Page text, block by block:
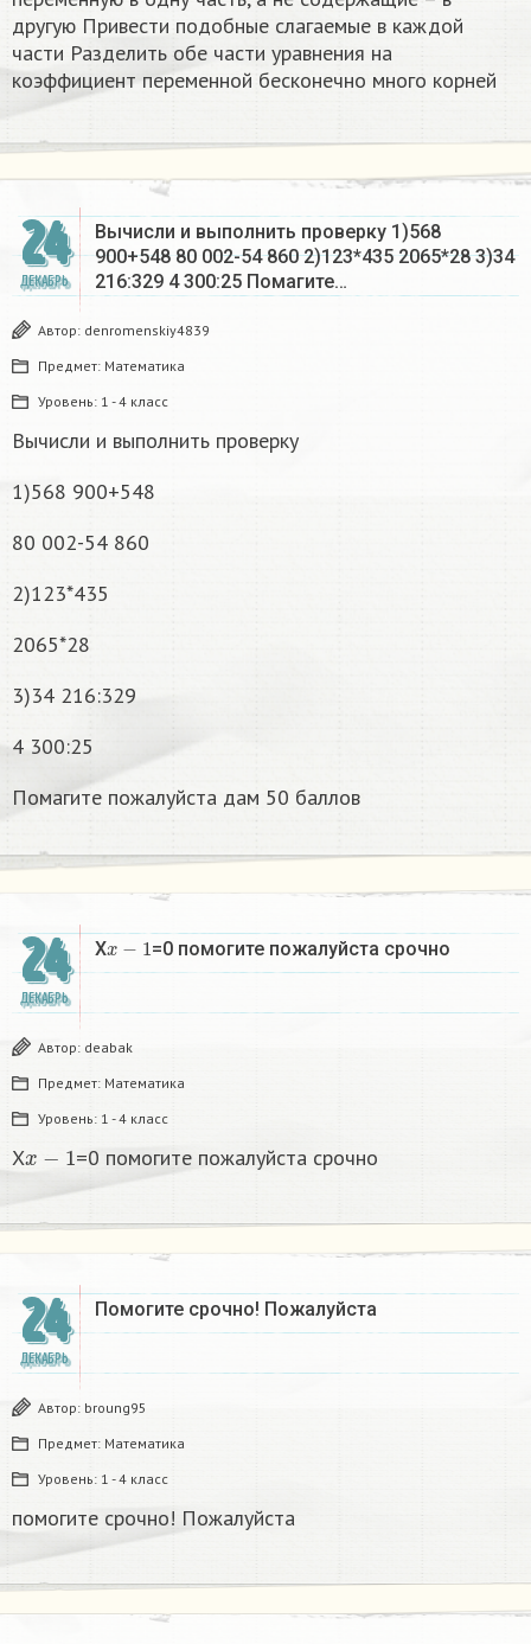
другую Привести подобные слагаемые в каждой
части Разделить обе части уравнения на
коэффициент переменной бесконечно много корней​
24
ДЕКАБРЬ
Вычисли и выполнить проверку 1)568
900+548 80 002-54 860 2)123*435 2065*28 3)34
216:329 4 300:25 Помагите…
Автор: denromenskiy4839
Предмет: Математика
Уровень: 1 - 4 класс
Вычисли и выполнить проверку
1)568 900+548
80 002-54 860
2)123*435
2065*28
3)34 216:329
4 300:25
Помагите пожалуйста дам 50 баллов
24
ДЕКАБРЬ
Xx−1 =0 помогите пожалуйста срочно
Автор: deabak
Предмет: Математика
Уровень: 1 - 4 класс
X =0 помогите пожалуйста срочно
24
ДЕКАБРЬ
Помогите срочно! Пожалуйста
Автор: broung95
Предмет: Математика
Уровень: 1 - 4 класс
помогите срочно! Пожалуйста